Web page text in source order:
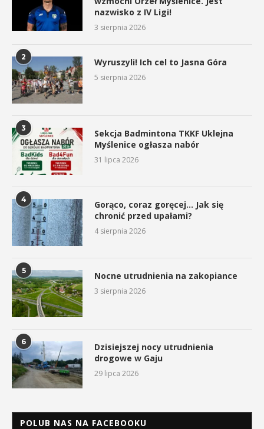
nazwisko z IV Ligi!
3 sierpnia 2026
2 Wyruszyli! Ich cel to Jasna Góra
5 sierpnia 2026
3
Sekcja Badmintona TKKF Uklejna
Myślenice ogłasza nabór
31 lipca 2026
4
Gorąco, coraz goręcej… Jak się
chronić przed upałami?
4 sierpnia 2026
5 Nocne utrudnienia na zakopiance
3 sierpnia 2026
6
Dzisiejszej nocy utrudnienia
drogowe w Gaju
29 lipca 2026
POLUB NAS NA FACEBOOKU